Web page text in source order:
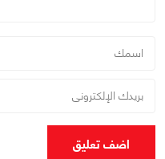
اضف تعليق